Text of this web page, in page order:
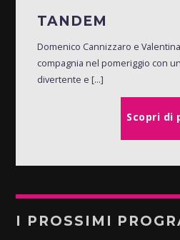
TANDEM
Domenico Cannizzaro e
compagnia nel pomeriggio con
divertente e [...]
Scopri di
I PROSSIMI